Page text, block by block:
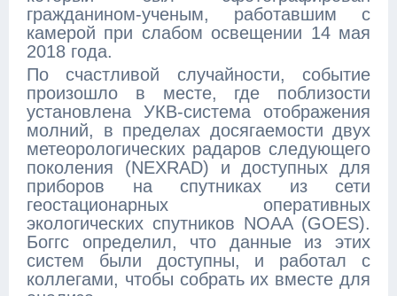
гражданином-ученым, работавшим с
камерой при слабом освещении 14 мая
2018 года.
По счастливой случайности, событие
произошло в месте, где поблизости
установлена УКВ-система отображения
молний, в пределах досягаемости двух
метеорологических радаров следующего
поколения (NEXRAD) и доступных для
приборов на спутниках из сети
геостационарных оперативных
экологических спутников NOAA (GOES).
Боггс определил, что данные из этих
систем были доступны, и работал с
коллегами, чтобы собрать их вместе для